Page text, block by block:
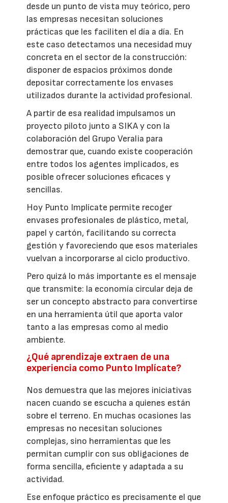
desde un punto de vista muy teórico, pero
las empresas necesitan soluciones
prácticas que les faciliten el día a día. En
este caso detectamos una necesidad muy
concreta en el sector de la construcción:
disponer de espacios próximos donde
depositar correctamente los envases
utilizados durante la actividad profesional.
A partir de esa realidad impulsamos un
proyecto piloto junto a SIKA y con la
colaboración del Grupo Veralia para
demostrar que, cuando existe cooperación
entre todos los agentes implicados, es
posible ofrecer soluciones eficaces y
sencillas.
Hoy Punto Implícate permite recoger
envases profesionales de plástico, metal,
papel y cartón, facilitando su correcta
gestión y favoreciendo que esos materiales
vuelvan a incorporarse al ciclo productivo.
Pero quizá lo más importante es el mensaje
que transmite: la economía circular deja de
ser un concepto abstracto para convertirse
en una herramienta útil que aporta valor
tanto a las empresas como al medio
ambiente.
¿Qué aprendizaje extraen de una
experiencia como Punto Implícate?
Nos demuestra que las mejores iniciativas
nacen cuando se escucha a quienes están
sobre el terreno. En muchas ocasiones las
empresas no necesitan soluciones
complejas, sino herramientas que les
permitan cumplir con sus obligaciones de
forma sencilla, eficiente y adaptada a su
actividad.
Ese enfoque práctico es precisamente el que